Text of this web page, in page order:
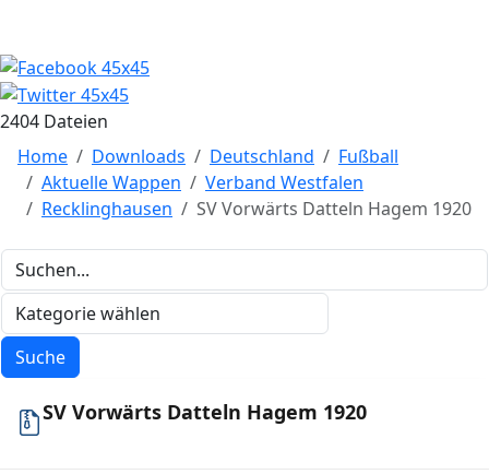
2404 Dateien
Home
Downloads Deutschland
Fußball
Aktuelle Wappen
Verband Westfalen
Recklinghausen
SV Vorwärts Datteln Hagem 1920
SV Vorwärts Datteln Hagem 1920